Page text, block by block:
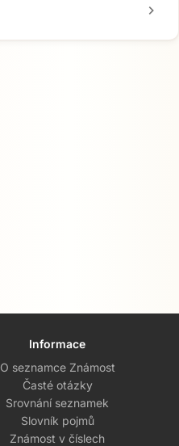
chevron_right
Informace
O seznamce Známost
Časté otázky
Srovnání seznamek
Slovník pojmů
Známost v číslech